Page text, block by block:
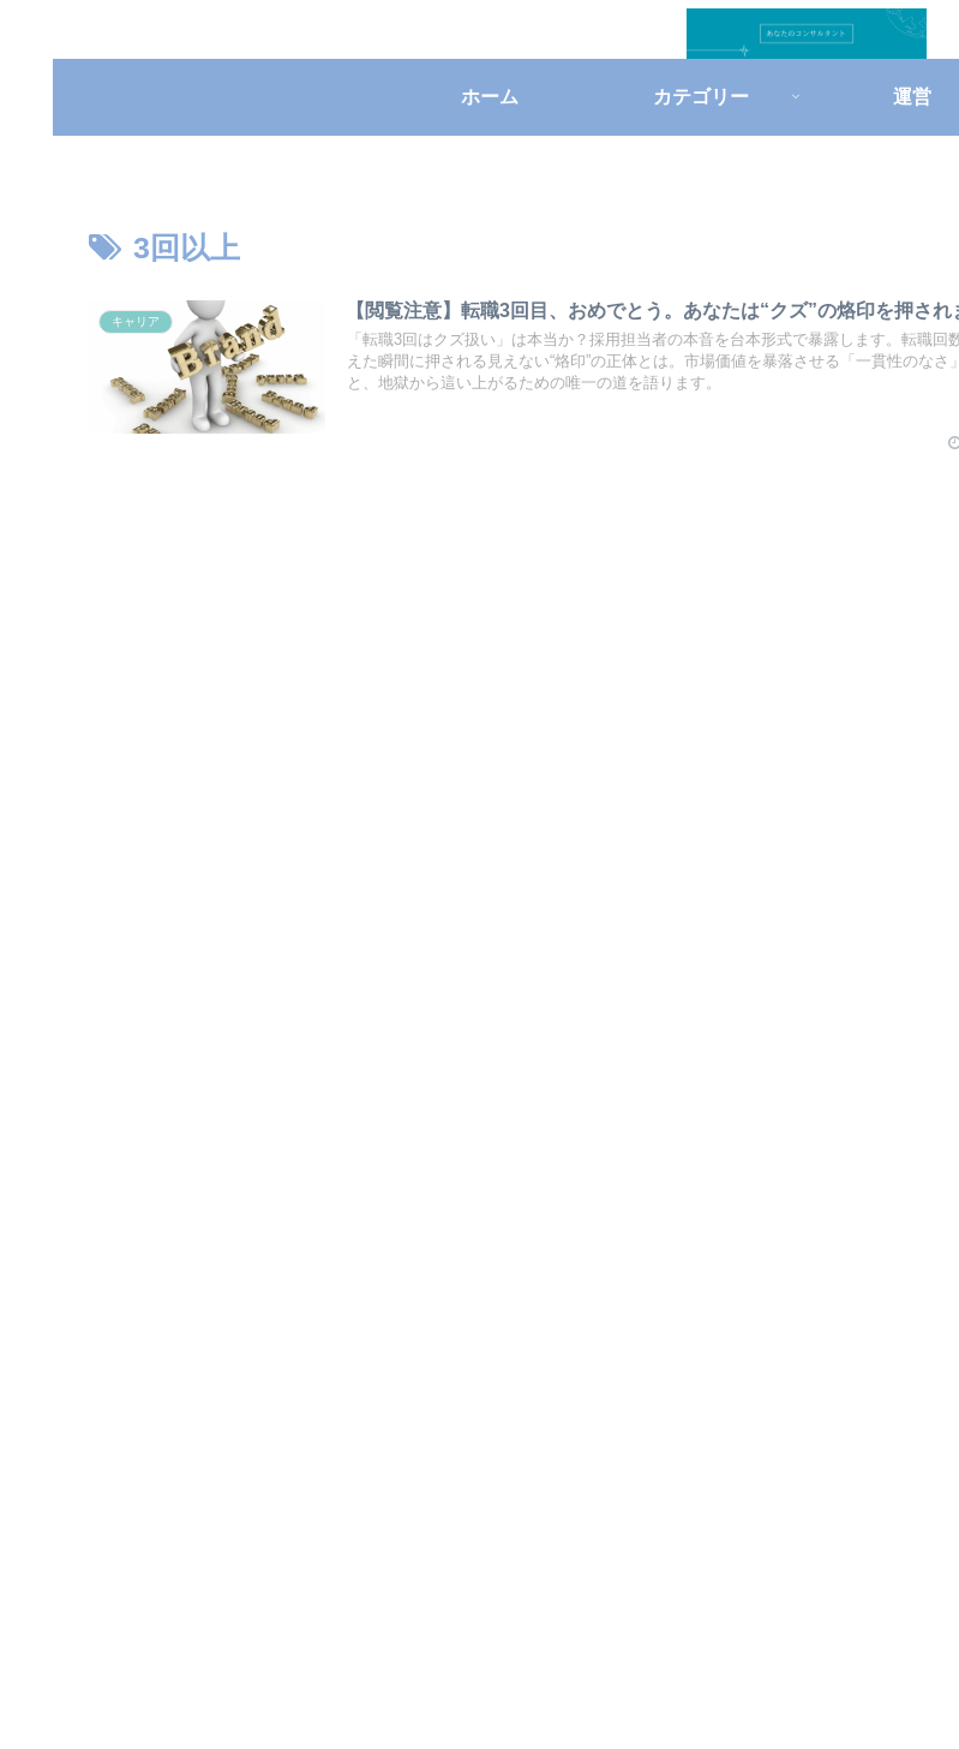
ホーム カテゴリー 運営
3回以上
キャリア
【閲覧注意】転職3回目、おめでとう。あなたは“クズ”の烙印を押され
「転職3回はクズ扱い」は本当か？採用担当者の本音を台本形式で暴露します。転職回
えた瞬間に押される見えない“烙印”の正体とは。市場価値を暴落させる「一貫性のなさ
と、地獄から這い上がるための唯一の道を語ります。